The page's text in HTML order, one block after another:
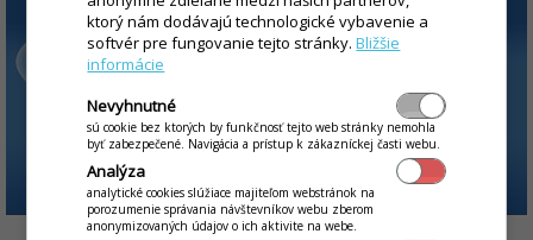
ktorý nám dodávajú technologické vybavenie a
softvér pre fungovanie tejto stránky.Bližšie
informácie
Nevyhnutné
sú cookie bez ktorých by funkčnosť tejto web stránky nemohla
byť zabezpečené. Navigácia a prístup k zákazníckej časti webu.
Analýza
analytické cookies slúžiace majiteľom webstránok na
porozumenie správania návštevníkov webu zberom
anonymizovaných údajov o ich aktivite na webe.